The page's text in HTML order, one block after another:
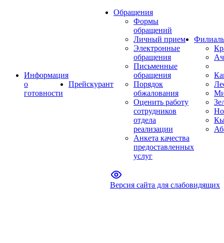
Информация
о
готовности
Прейскурант
Обращения
Формы
обращений
Личный прием
Электронные
обращения
Письменные
обращения
Порядок
обжалования
Оценить работу
сотрудников
отдела
реализации
Анкета качества
предоставленных
услуг
Версия сайта для слабовидящих